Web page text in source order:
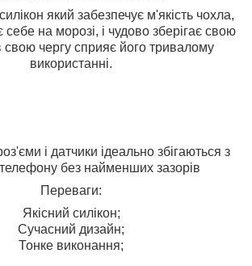
який забезпечує м'якість чохла,
себе на морозі, і чудово зберігає свою
чергу сприяє його тривалому
використанні.
і датчики ідеально збігаються з
без найменших зазорів
Переваги:
Якісний силікон;
Сучасний дизайн;
Тонке виконання;